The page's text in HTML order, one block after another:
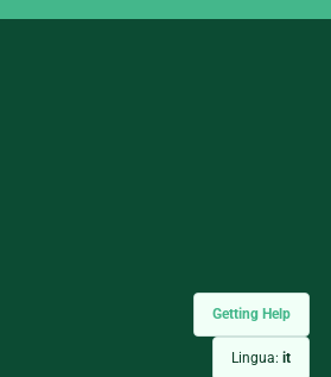
Getting Help
Lingua: it